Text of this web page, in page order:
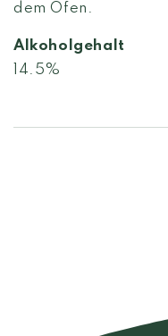
dem Ofen.
Alkoholgehalt
14.5%